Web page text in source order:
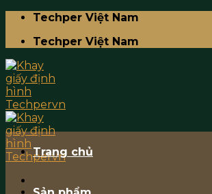
Skip
content
Techper Việt Nam
Techper Việt Nam
Trang chủ